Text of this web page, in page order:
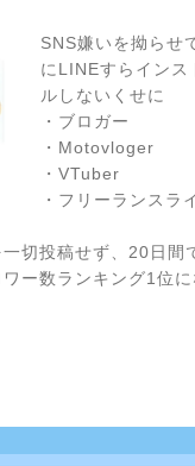
SNS嫌いを拗らせ
にLINEすらインス
ルしないくせに
・ブロガー
・Motovloger
・VTuber
・フリーランスラ
切投稿せず、20日間
ワー数ランキング1位に